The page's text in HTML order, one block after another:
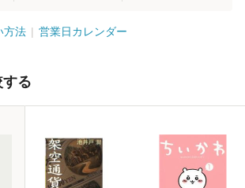
方法 営業日カレンダー
る